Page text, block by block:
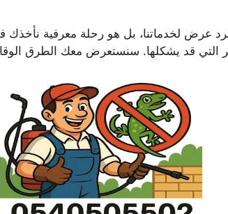
عرض لخدماتنا، بل هو رحلة معرفية نأخذك
التي قد يشكلها. سنستعرض معك الطرق